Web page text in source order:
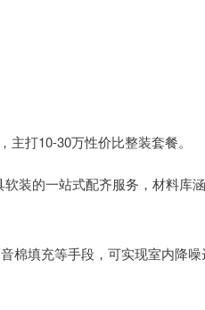
打10-30万性价比整装套餐。
装的一站式配齐服务，材料库
棉填充等手段，可实现室内降噪